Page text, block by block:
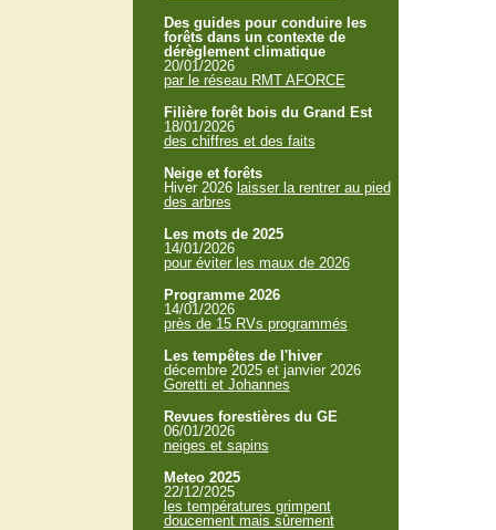
Des guides pour conduire les
forêts dans un contexte de
dérèglement climatique
20/01/2026
par le réseau RMT AFORCE
Filière forêt bois du Grand Est
18/01/2026
des chiffres et des faits
Neige et forêts
Hiver 2026 laisser la rentrer au pied
des arbres
Les mots de 2025
14/01/2026
pour éviter les maux de 2026
Programme 2026
14/01/2026
près de 15 RVs programmés
Les tempêtes de l'hiver
décembre 2025 et janvier 2026
Goretti et Johannes
Revues forestières du GE
06/01/2026
neiges et sapins
Meteo 2025
22/12/2025
les températures grimpent
doucement mais sûrement